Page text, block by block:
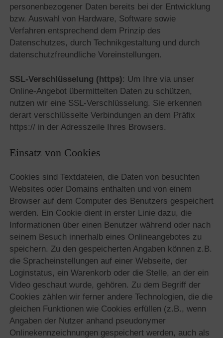
personenbezogener Daten bereits bei der Entwicklung
bzw. Auswahl von Hardware, Software sowie
Verfahren entsprechend dem Prinzip des
Datenschutzes, durch Technikgestaltung und durch
datenschutzfreundliche Voreinstellungen.
SSL-Verschlüsselung (https): Um Ihre via unser
Online-Angebot übermittelten Daten zu schützen,
nutzen wir eine SSL-Verschlüsselung. Sie erkennen
derart verschlüsselte Verbindungen an dem Präfix
https:// in der Adresszeile Ihres Browsers.
Einsatz von Cookies
Cookies sind Textdateien, die Daten von besuchten
Websites oder Domains enthalten und von einem
Browser auf dem Computer des Benutzers gespeichert
werden. Ein Cookie dient in erster Linie dazu, die
Informationen über einen Benutzer während oder nach
seinem Besuch innerhalb eines Onlineangebotes zu
speichern. Zu den gespeicherten Angaben können z.B.
die Spracheinstellungen auf einer Webseite, der
Loginstatus, ein Warenkorb oder die Stelle, an der ein
Video geschaut wurde, gehören. Zu dem Begriff der
Cookies zählen wir ferner andere Technologien, die die
gleichen Funktionen wie Cookies erfüllen (z.B., wenn
Angaben der Nutzer anhand pseudonymer
Onlinekennzeichnungen gespeichert werden, auch als